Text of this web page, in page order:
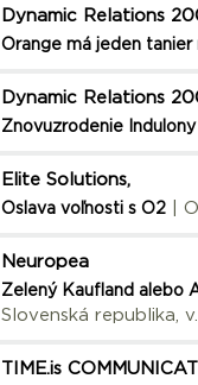
Dynamic Relations
Orange má jeden
Dynamic Relations
Znovuzrodenie Indulony
Elite Solutions,
Oslava voľnosti s O2 |
Neuropea
Zelený Kaufland alebo
Slovenská republika,
TIME.is